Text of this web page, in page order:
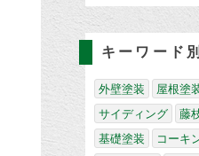
キーワード
外壁塗装 屋根塗
サイディング
藤
基礎塗装
コーキ